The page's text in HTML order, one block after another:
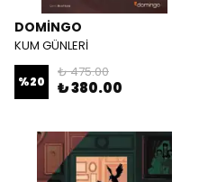
DOMİNGO
KUM GÜNLERİ
%20
₺ 475.00
₺ 380.00